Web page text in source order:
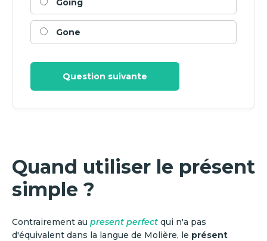
Going
Gone
Question suivante
Quand utiliser le présent
simple ?
Contrairement au present perfect qui n'a pas
d'équivalent dans la langue de Molière, le présent